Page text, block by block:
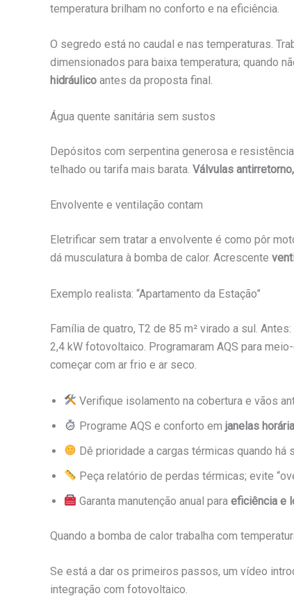
temperatura brilham no conforto e na eficiência.
O segredo está no caudal e nas temperaturas.
dimensionados para baixa temperatura; quando
hidráulico antes da proposta final.
Água quente sanitária sem sustos
Depósitos com serpentina generosa e
telhado ou tarifa mais barata. Válvulas
Envolvente e ventilação contam
Eletrificar sem tratar a envolvente é como pôr
dá musculatura à bomba de calor. Acrescente
Exemplo realista: “Apartamento da Estação”
Família de quatro, T2 de 85 m² virado a sul.
2,4 kW fotovoltaico. Programaram AQS para
começar com ar frio e ar seco.
Verifique isolamento na cobertura e vãos
Programe AQS e conforto emjanelas
Dê prioridade a cargas térmicas quando há
Peça relatório de perdas térmicas; evite
Garanta manutenção anual paraeficiência e
Quando a bomba de calor trabalha com
Se está a dar os primeiros passos, um vídeo
integração com fotovoltaico.